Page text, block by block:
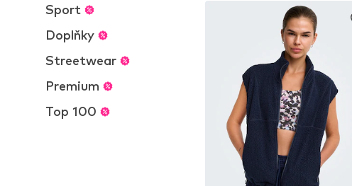
Sport
Doplňky
Streetwear
Premium
Top 100